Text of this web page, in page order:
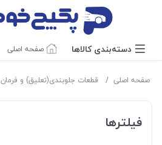
دسته‌بندی‌ کالاها صفحه اصلی
صفحه اصلی قطعات جلوبندی(تعلیق) و فرمان
فیلترها